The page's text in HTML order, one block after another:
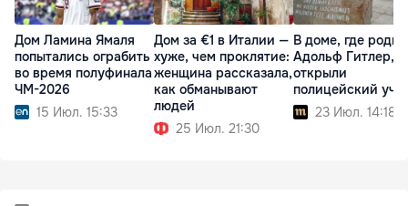
Дом Ламина Ямаля
попытались ограбить
во время полуфинала
ЧМ-2026
15 Июл. 15:33
Дом за €1 в Италии —
хуже, чем проклятие:
женщина рассказала,
как обманывают
людей
25 Июл. 21:30
В доме, где
Адольф Гитлер,
открыли
полицейский
23 Июл. 14:18